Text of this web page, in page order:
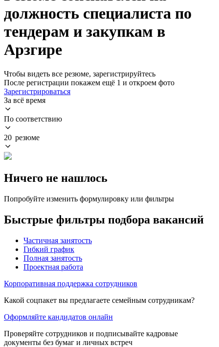
должность специалиста по
тендерам и закупкам в
Арзгире
Чтобы видеть все резюме, зарегистрируйтесь
После регистрации покажем ещё 1 и откроем фото
Зарегистрироваться
За всё время
По соответствию
20 резюме
Ничего не нашлось
Попробуйте изменить формулировку или фильтры
Быстрые фильтры подбора вакансий
Частичная занятость
Гибкий график
Полная занятость
Проектная работа
Корпоративная поддержка сотрудников
Какой соцпакет вы предлагаете семейным сотрудникам?
Оформляйте кандидатов онлайн
Проверяйте сотрудников и подписывайте кадровые
документы без бумаг и личных встреч